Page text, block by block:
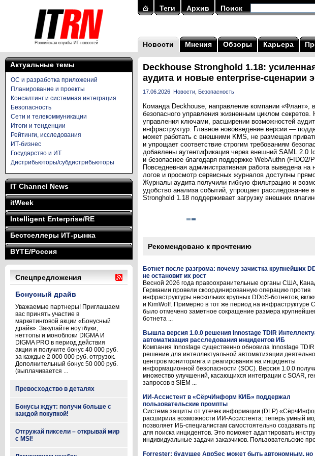
Теги Архив Поиск
Новости Мнения Обзоры Карьера
Актуальные темы
ОС и разработка приложений
Планирование и проекты
Консалтинг и системная интеграция
Безопасность
Сети и телекоммуникации
Итоги и тенденции
Рейтинги, исследования
ИТ-бизнес
Государство и ИТ
Дистрибьюторы/субдистрибьюторы
IT Channel News
itWeek
Intelligent Enterprise/RE
Бестселлеры ИТ-рынка
BYTE/Россия
Спецпредложения
Бонусный драйв
Уважаемые партнеры! Приглашаем
вас принять участие в
маркетинговой акции «Бонусный
драйв». Закупайте ноутбуки,
неттопы и моноблоки DIGMA И
DIGMA PRO в период действия
акции и получите бонус 40 000 руб.
за каждые 2 000 000 руб. отгрузок.
Дополнительный бонус 50 000 руб.
(выплачивается ...
Превосходство в деталях
Бонусы ждут: получи больше с
каждой покупкой!
Отгружай пиксели – открывай мир
с MSI!
Deckhouse Stronghold 1.18:
аудита и новые enterprise-сценарии
17.06.2026 Новости Безопасность
Команда Deckhouse, направление компании
безопасного управления жизненным циклом
управления ключами, расширении возможностей
инфраструктур. Главное нововведение версии —
может работать с внешними KMS, не размещая
и упрощает соответствие строгим требованиям
добавлены аутентификация через внешний SAML 2.0
и безопаснее благодаря поддержке WebAuthn
Повседневная административная работа выведена
логов и просмотр сервисных журналов доступны
Журналы аудита получили гибкую фильтрацию и
удобство анализа событий, упрощает расследование
Stronghold 1.18 поддерживает загрузку внешних
Рекомендовано к прочтению
Ботнет после разгрома: почему зачистка крупнейших
не остановит их рост
Весной 2026 года правоохранительные органы США,
Германии провели скоординированную операцию против
инфраструктуры нескольких крупных DDoS-ботнетов,
и KimWolf. Примерно в тот же период на инфраструктуре
было отмечено заметное сокращение размера
ботнета ...
Вышла версия 1.0.0 решения Innostage TDIR
автоматизация расследования инцидентов ИБ
Компания Innostage существенно обновила Innostage
решение для интеллектуальной автоматизации
центров мониторинга и реагирования на инциденты
информационной безопасности (SOC). Версия 1.0.0
множество улучшений, касающихся интеграции с SOAR,
запросов в SIEM ...
ИИ-Ассистент в «СёрчИнформ КИБ» поддержал
пользовательские промпты
Система защиты от утечек информации (DLP)
расширила возможности ИИ-Ассистента: теперь умный
позволяет ИБ-специалистам самостоятельно создавать
для поиска инцидентов. Это поможет адаптировать
индивидуальные задачи заказчиков. Пользовательские
Forrester: будущее AppSec может быть автономным, но